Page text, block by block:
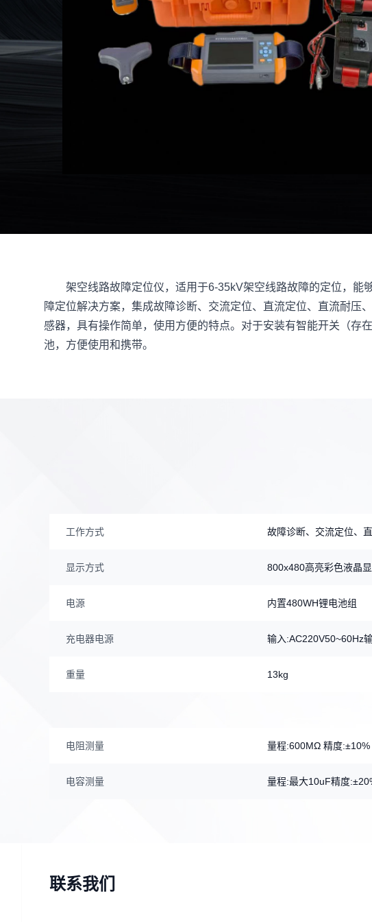
架空线路故障定位仪，适用于6-35kV架空线路故障的定位，
障定位解决方案，集成故障诊断、交流定位、直流定位、直流耐压
感器，具有操作简单，使用方便的特点。对于安装有智能开关（存
池，方便使用和携带。
工作方式 故障诊断、交流定位、
显示方式 800x480高亮彩色液晶
电源 内置480WH锂电池组
充电器电源 输入:AC220V50~60Hz
重量 13kg
电阻测量 量程:600MΩ 精度:±10%
电容测量 量程:最大10uF精度
联系我们